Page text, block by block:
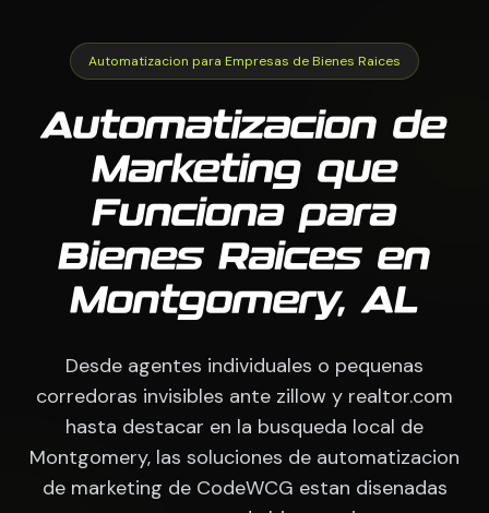
Automatizacion para Empresas de Bienes Raices
Automatizacion de
Marketing que
Funciona para
Bienes Raices en
Montgomery, AL
Desde agentes individuales o pequenas
corredoras invisibles ante zillow y realtor.com
hasta destacar en la busqueda local de
Montgomery, las soluciones de automatizacion
de marketing de CodeWCG estan disenadas